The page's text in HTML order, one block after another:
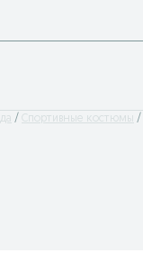
Спортивные костюмы